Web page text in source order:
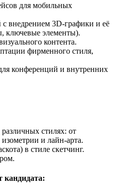
для мобильных
внедрением 3D-графики и её
ключевые элементы).
контента.
фирменного стиля,
конференций и внутренних
стилях: от
и лайн-арта.
в стиле скетчинг.
кандидата: